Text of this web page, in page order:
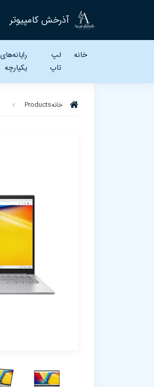
آذرخش کامپیوتر
خانه
لپ
تاپ‌
رایانه‌های
یکپارچه
خانهProducts